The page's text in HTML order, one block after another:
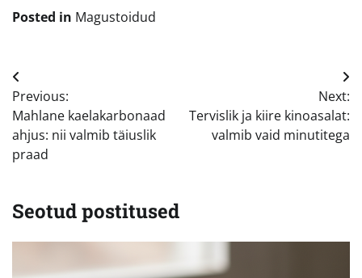
Posted in Magustoidud
Navigeerimine
Previous:
Mahlane kaelakarbonaad
ahjus: nii valmib täiuslik
praad
Next:
Tervislik ja kiire kinoasalat:
valmib vaid minutitega
Seotud postitused